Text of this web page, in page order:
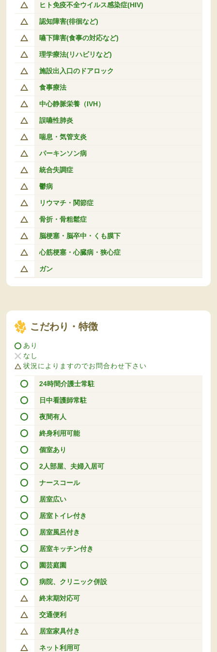
ヒト免疫不全ウイルス感染症(HIV)
認知障害(徘徊など)
嚥下障害(食事の対応など)
理学療法(リハビリなど)
施設出入口のドアロック
食事療法
中心静脈栄養（IVH）
誤嚥性肺炎
喘息・気管支炎
パーキンソン病
統合失調症
鬱病
リウマチ・関節症
骨折・骨粗鬆症
脳梗塞・脳卒中・くも膜下
心筋梗塞・心臓病・狭心症
ガン
こだわり・特徴
あり
なし
状況によりますのでお問合わせ下さい
24時間介護士常駐
日中看護師常駐
夜間有人
終身利用可能
個室あり
2人部屋、夫婦入居可
ナースコール
居室広い
居室トイレ付き
居室風呂付き
居室キッチン付き
園芸庭園
病院、クリニック併設
終末期対応可
交通便利
居室家具付き
ネット利用可